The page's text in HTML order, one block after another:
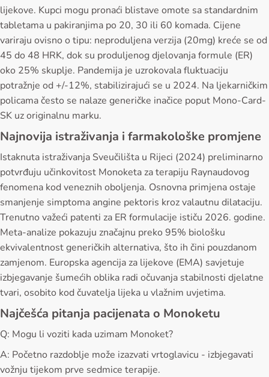
lijekove. Kupci mogu pronaći blistave omote sa standardnim
tabletama u pakiranjima po 20, 30 ili 60 komada. Cijene
variraju ovisno o tipu: neproduljena verzija (20mg) kreće se od
45 do 48 HRK, dok su produljenog djelovanja formule (ER)
oko 25% skuplje. Pandemija je uzrokovala fluktuaciju
potražnje od +/-12%, stabilizirajući se u 2024. Na ljekarničkim
policama često se nalaze generičke inačice poput Mono-Card-
SK uz originalnu marku.
Najnovija istraživanja i farmakološke promjene
Istaknuta istraživanja Sveučilišta u Rijeci (2024) preliminarno
potvrđuju učinkovitost Monoketa za terapiju Raynaudovog
fenomena kod veneznih oboljenja. Osnovna primjena ostaje
smanjenje simptoma angine pektoris kroz valautnu dilataciju.
Trenutno važeći patenti za ER formulacije ističu 2026. godine.
Meta-analize pokazuju značajnu preko 95% biološku
ekvivalentnost generičkih alternativa, što ih čini pouzdanom
zamjenom. Europska agencija za lijekove (EMA) savjetuje
izbjegavanje šumećih oblika radi očuvanja stabilnosti djelatne
tvari, osobito kod čuvatelja lijeka u vlažnim uvjetima.
Najčešća pitanja pacijenata o Monoketu
Q: Mogu li voziti kada uzimam Monoket?
A: Početno razdoblje može izazvati vrtoglavicu - izbjegavati
vožnju tijekom prve sedmice terapije.